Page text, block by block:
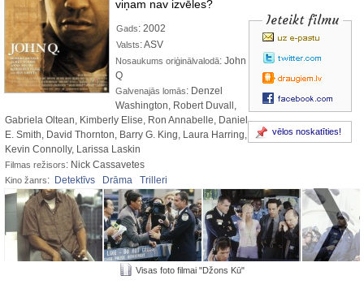
viņam nav izvēles?
Ieteikt filmu
vēlos noskatīties!
Gads: 2002
Valsts: ASV
Nosaukums oriģinālvalodā: John
Q
Galvenajās lomās: Denzel
Washington, Robert Duvall,
Gabriela Oltean, Kimberly Elise, Ron Annabelle, Daniel
E. Smith, David Thornton, Barry G. King, Laura Harring,
Kevin Connolly, Larissa Laskin
Filmas režisors: Nick Cassavetes
Kino žanrs: Detektīvs Drāma Trilleri
Visas foto filmai "Džons Kū"